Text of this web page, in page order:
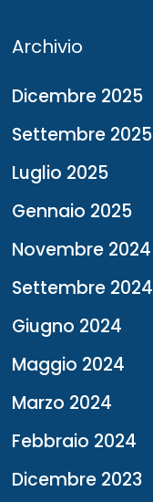
Archivio
Dicembre 2025
Settembre 2025
Luglio 2025
Gennaio 2025
Novembre 2024
Settembre 2024
Giugno 2024
Maggio 2024
Marzo 2024
Febbraio 2024
Dicembre 2023